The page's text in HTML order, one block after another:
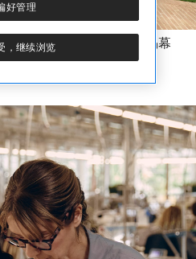
入口，于2025年9月4日揭幕
，继续浏览
好管理